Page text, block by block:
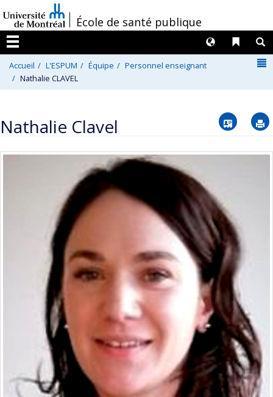
au
contenu
/École de santé publique
Menu
Liens
Langues
Accueil L'ESPUM Équipe
Personnel enseignant
Nathalie CLAVEL
Nathalie Clavel Vcard